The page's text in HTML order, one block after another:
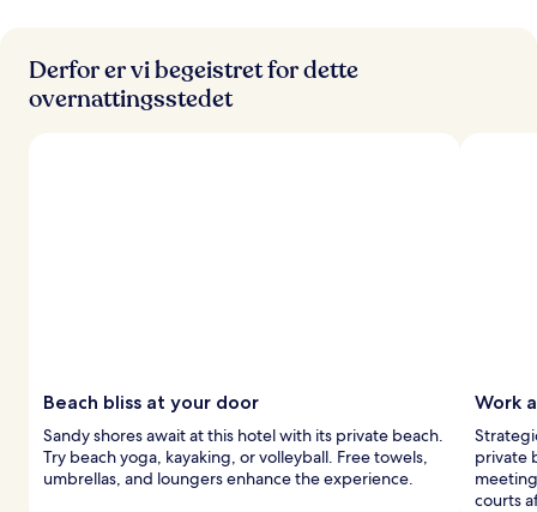
Derfor er vi begeistret for dette
overnattingsstedet
Beach bliss at your door
Sandy shores await at this hotel with its private beach.
Try beach yoga, kayaking, or volleyball. Free towels,
umbrellas, and loungers enhance the experience.
Work
private
courts